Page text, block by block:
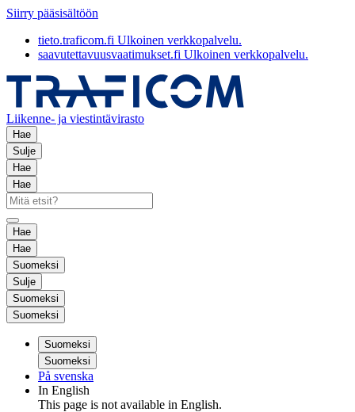
Siirry pääsisältöön
tieto.traficom.fi Ulkoinen verkkopalvelu.
saavutettavuusvaatimukset.fi Ulkoinen verkkopalvelu.
Liikenne- ja viestintävirasto
Hae
Sulje
Hae
Hae
Hae
Hae
Suomeksi
Sulje
Suomeksi
Suomeksi
Suomeksi
Suomeksi
På svenska
In English
This page is not available in English.